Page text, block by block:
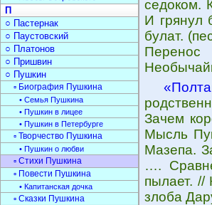
седоком.
И грянул
булат.
Зачем
Мысль
Мазепа.
….
пылает. //
злоба
П
○ Пастернак
○ Паустовский
○ Платонов
○ Пришвин
○ Пушкин
▫ Биография Пушкина
• Семья Пушкина
• Пушкин в лицее
• Пушкин в Петербурге
▫ Творчество Пушкина
• Пушкин о любви
▫ Стихи Пушкина
▫ Повести Пушкина
• Капитанская дочка
▫ Сказки Пушкина